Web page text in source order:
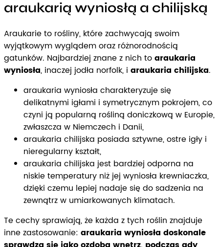
araukarią wyniosłą a chilijską
Araukarie to rośliny, które zachwycają swoim
wyjątkowym wyglądem oraz różnorodnością
gatunków. Najbardziej znane z nich toaraukaria
wyniosła, inaczej jodła norfolk, i araukaria chilijska.
araukaria wyniosła charakteryzuje się
delikatnymi igłami i symetrycznym pokrojem, co
czyni ją popularną rośliną doniczkową w Europie,
zwłaszcza w Niemczech i Danii,
araukaria chilijska posiada sztywne, ostre igły i
nieregularny kształt,
araukaria chilijska jest bardziej odporna na
niskie temperatury niż jej wyniosła krewniaczka,
dzięki czemu lepiej nadaje się do sadzenia na
zewnątrz w umiarkowanych klimatach.
Te cechy sprawiają, że każda z tych roślin znajduje
inne zastosowanie: araukaria wyniosła doskonale